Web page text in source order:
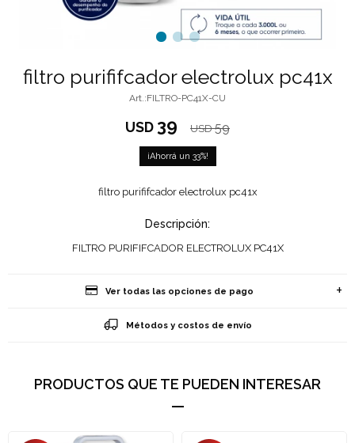
filtro purififcador electrolux pc41x
FILTRO-PC41X-CU
USD 39 USD 59
33
filtro purififcador electrolux pc41x
Descripción:
FILTRO PURIFIFCADOR ELECTROLUX PC41X
Ver todas las opciones de pago
Métodos y costos de envío
PRODUCTOS QUE TE PUEDEN INTERESAR